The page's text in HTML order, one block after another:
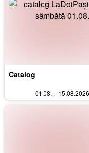
Catalog
01.08. – 15.08.2026